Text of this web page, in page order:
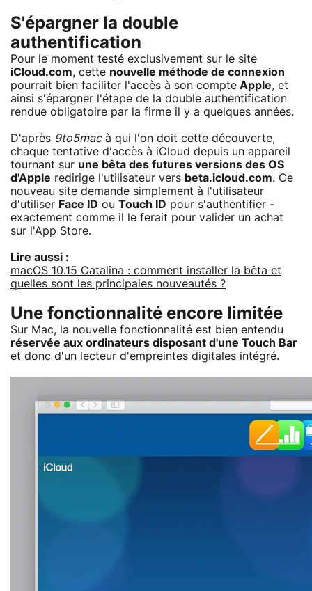
S'épargner la double
authentification
Pour le moment testé exclusivement sur le site
iCloud.com, cette nouvelle méthode de connexion
pourrait bien faciliter l'accès à son compte Apple, et
ainsi s'épargner l'étape de la double authentification
rendue obligatoire par la firme il y a quelques années.
D'après 9to5macà qui l'on doit cette découverte,
chaque tentative d'accès à iCloud depuis un appareil
tournant sur une bêta des futures versions des OS
d'Apple redirige l'utilisateur vers beta.icloud.com. Ce
nouveau site demande simplement à l'utilisateur
d'utiliser Face ID ou Touch ID pour s'authentifier -
exactement comme il le ferait pour valider un achat
sur l'App Store.
Lire aussi :
macOS 10.15 Catalina : comment installer la bêta et
quelles sont les principales nouveautés ?
Une fonctionnalité encore limitée
Sur Mac, la nouvelle fonctionnalité est bien entendu
réservée aux ordinateurs disposant d'une Touch Bar
et donc d'un lecteur d'empreintes digitales intégré.